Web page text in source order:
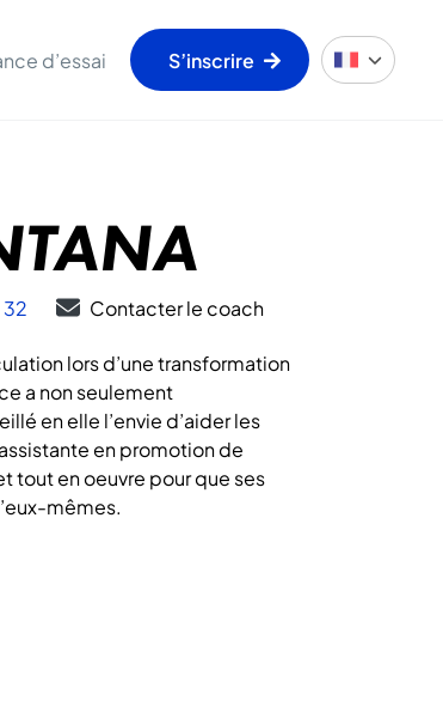
d’essai S’inscrire
32 Contacter le coach
lors d’une transformation
a non seulement
en elle l’envie d’aider les
en promotion de
tout en oeuvre pour que ses
mêmes.